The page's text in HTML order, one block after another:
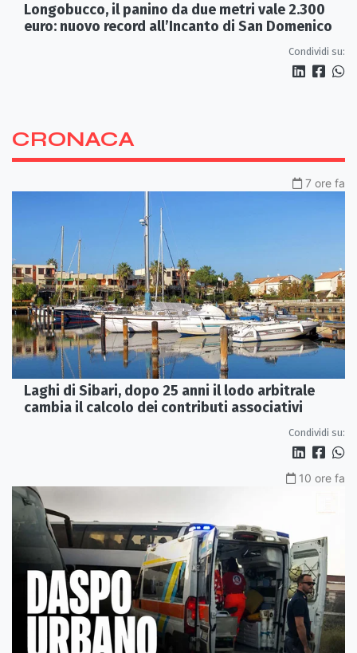
Longobucco, il panino da due metri vale 2.300
euro: nuovo record all’Incanto di San Domenico
Condividi su:
CRONACA
7 ore fa
Laghi di Sibari, dopo 25 anni il lodo arbitrale
cambia il calcolo dei contributi associativi
Condividi su:
10 ore fa